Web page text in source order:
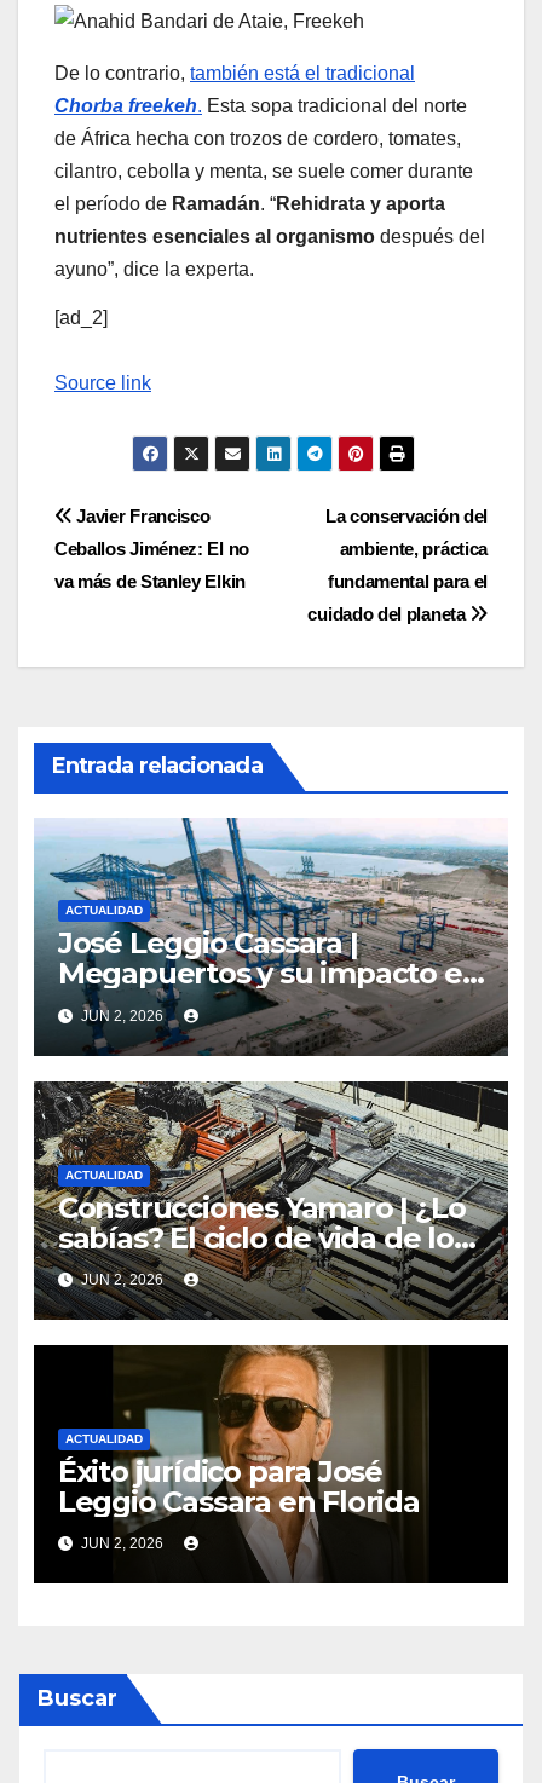
De lo contrario, también está el tradicional
Chorba freekeh. Esta sopa tradicional del norte
de África hecha con trozos de cordero, tomates,
cilantro, cebolla y menta, se suele comer durante
el período de Ramadán. “Rehidrata y aporta
nutrientes esenciales al organismo después del
ayuno”, dice la experta.
[ad_2]
Source link
Navegación
de
La conservación del
ambiente, práctica
fundamental para el
cuidado del planeta
Javier Francisco
Ceballos Jiménez: El no
va más de Stanley Elkin
Entrada relacionada
ACTUALIDAD
José Leggio Cassara |
Megapuertos y su impacto en
el turismo y el comercio
global
JUN 2, 2026
ACTUALIDAD
Construcciones Yamaro | ¿Lo
sabías? El ciclo de vida de los
materiales de construcción
revoluciona eficiencia en
proyectos modernos
JUN 2, 2026
ACTUALIDAD
Éxito jurídico para José
Leggio Cassara en Florida
JUN 2, 2026
Buscar